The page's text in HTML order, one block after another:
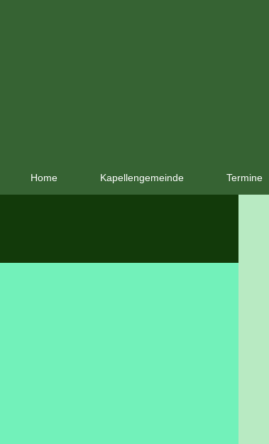
Home Kapellengemeinde Termine